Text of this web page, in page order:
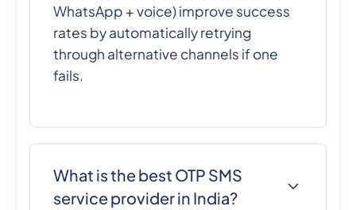
WhatsApp + voice) improve success
rates by automatically retrying
through alternative channels if one
fails.
What is the best OTP SMS
service provider in India?